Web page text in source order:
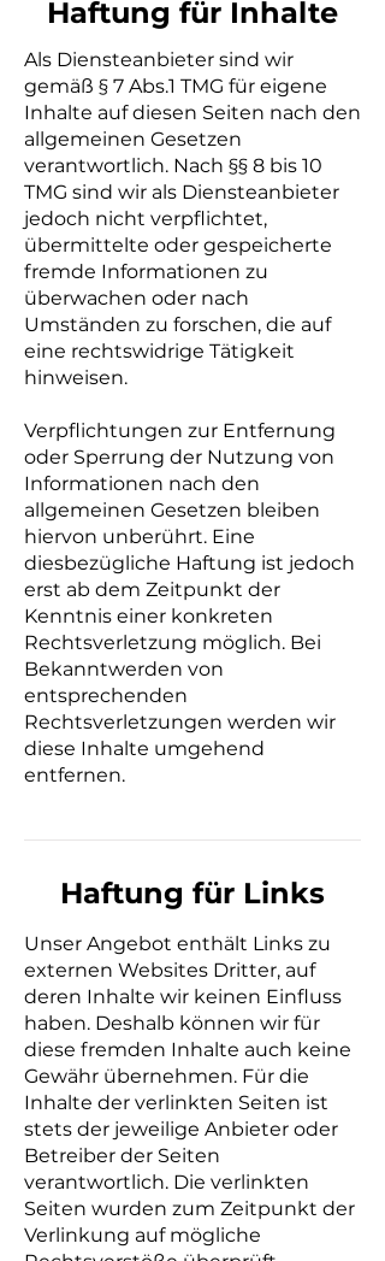
Haftung für Inhalte
Als Diensteanbieter sind wir
gemäß § 7 Abs.1 TMG für eigene
Inhalte auf diesen Seiten nach den
allgemeinen Gesetzen
verantwortlich. Nach §§ 8 bis 10
TMG sind wir als Diensteanbieter
jedoch nicht verpflichtet,
übermittelte oder gespeicherte
fremde Informationen zu
überwachen oder nach
Umständen zu forschen, die auf
eine rechtswidrige Tätigkeit
hinweisen.
Verpflichtungen zur Entfernung
oder Sperrung der Nutzung von
Informationen nach den
allgemeinen Gesetzen bleiben
hiervon unberührt. Eine
diesbezügliche Haftung ist jedoch
erst ab dem Zeitpunkt der
Kenntnis einer konkreten
Rechtsverletzung möglich. Bei
Bekanntwerden von
entsprechenden
Rechtsverletzungen werden wir
diese Inhalte umgehend
entfernen.
Haftung für Links
Unser Angebot enthält Links zu
externen Websites Dritter, auf
deren Inhalte wir keinen Einfluss
haben. Deshalb können wir für
diese fremden Inhalte auch keine
Gewähr übernehmen. Für die
Inhalte der verlinkten Seiten ist
stets der jeweilige Anbieter oder
Betreiber der Seiten
verantwortlich. Die verlinkten
Seiten wurden zum Zeitpunkt der
Verlinkung auf mögliche